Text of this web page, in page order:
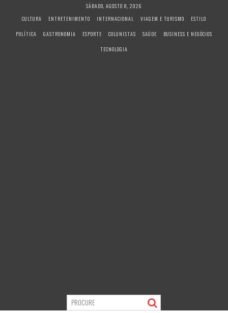
SÁBADO, AGOSTO 8, 2026
CULTURA
ENTRETENIMENTO INTERNACIONAL VIAGEM E TURISMO
ESTILO
POLÍTICA
GASTRONOMIA ESPORTE COLUNISTAS SAÚDE
BUSINESS E NEGÓCIOS
TECNOLOGIA